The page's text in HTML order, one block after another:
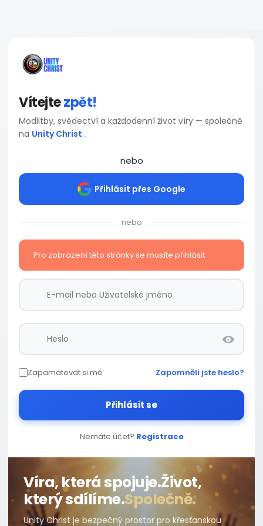
Vítejtezpět!
Modlitby, svědectví a každodenní život víry — společně
na Unity Christ .
nebo
Přihlásit přes Google
nebo
Pro zobrazení této stránky se musíte přihlásit
Zapamatovat si mě Zapomněli jste heslo?
Přihlásit se
Nemáte účet? Registrace
Víra, která spojuje.Život,
který sdílíme.Společně.
Unity Christ je bezpečný prostor pro křesťanskou